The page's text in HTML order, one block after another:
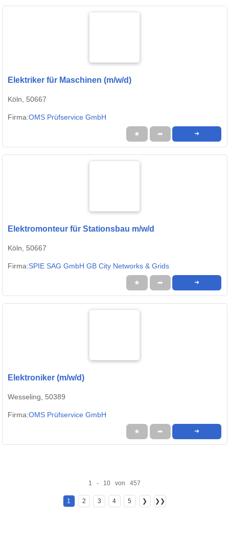
Elektriker für Maschinen (m/w/d)
Köln, 50667
Firma:OMS Prüfservice GmbH
★ ➦ ➜
Elektromonteur für Stationsbau m/w/d
Köln, 50667
Firma:SPIE SAG GmbH GB City Networks & Grids
★ ➦ ➜
Elektroniker (m/w/d)
Wesseling, 50389
Firma:OMS Prüfservice GmbH
★ ➦ ➜
1 - 10 von 457
1 2 3 4 5 ❯ ❯❯